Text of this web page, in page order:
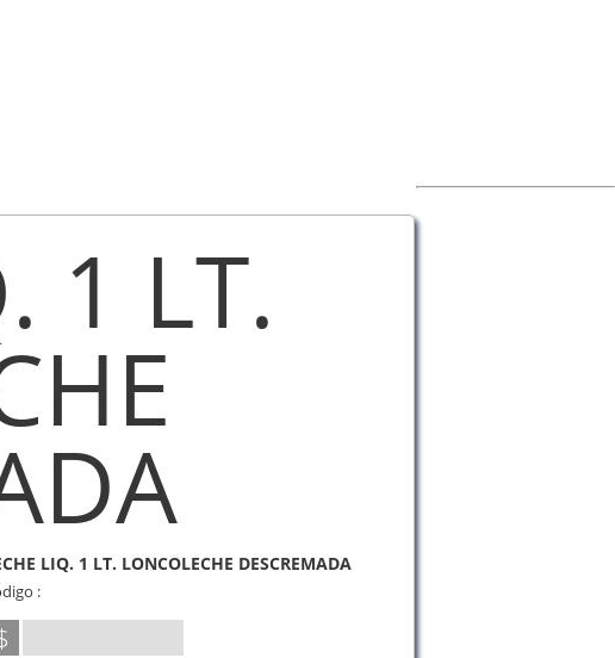
1 LT.
LIQ. 1 LT. LONCOLECHE DESCREMADA
: